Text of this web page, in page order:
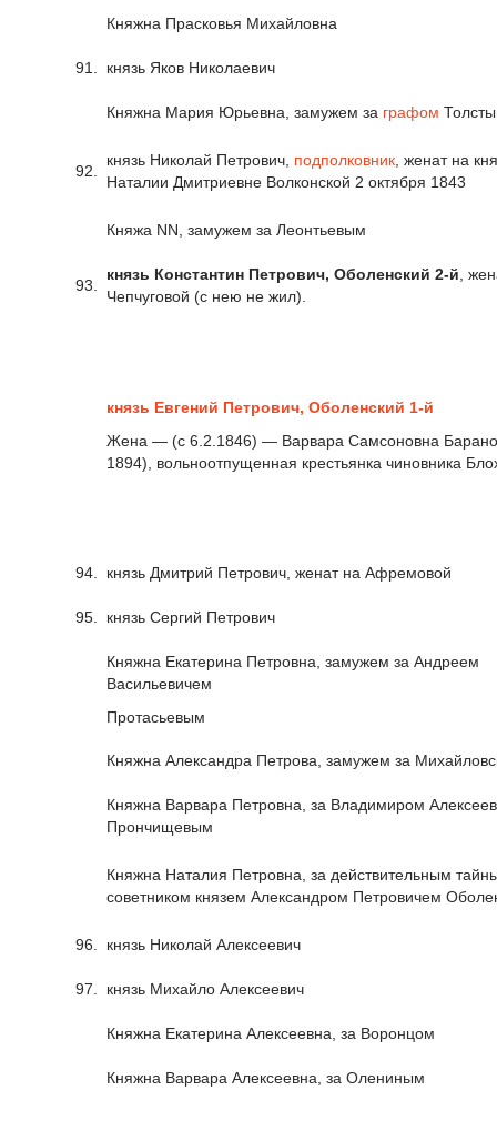
Княжна Прасковья Михайловна
91. князь Яков Николаевич
Княжна Мария Юрьевна, замужем за графом
92.
князь Николай Петрович, подполковник , женат на
Наталии Дмитриевне Волконской 2 октября 1843
Княжа NN, замужем за Леонтьевым
93.
князь Константин Петрович, Оболенский 2-й ,
Чепчуговой (с нею не жил).
князь Евгений Петрович, Оболенский 1-й
Жена — (с 6.2.1846) — Варвара Самсоновна
1894), вольноотпущенная крестьянка чиновника
94. князь Дмитрий Петрович, женат на Афремовой
95. князь Сергий Петрович
Княжна Екатерина Петровна, замужем за Андреем
Васильевичем
Протасьевым
Княжна Александра Петрова, замужем за
Княжна Варвара Петровна, за Владимиром
Прончищевым
Княжна Наталия Петровна, за действительным
советником князем Александром Петровичем
96. князь Николай Алексеевич
97. князь Михайло Алексеевич
Княжна Екатерина Алексеевна, за Воронцом
Княжна Варвара Алексеевна, за Олениным